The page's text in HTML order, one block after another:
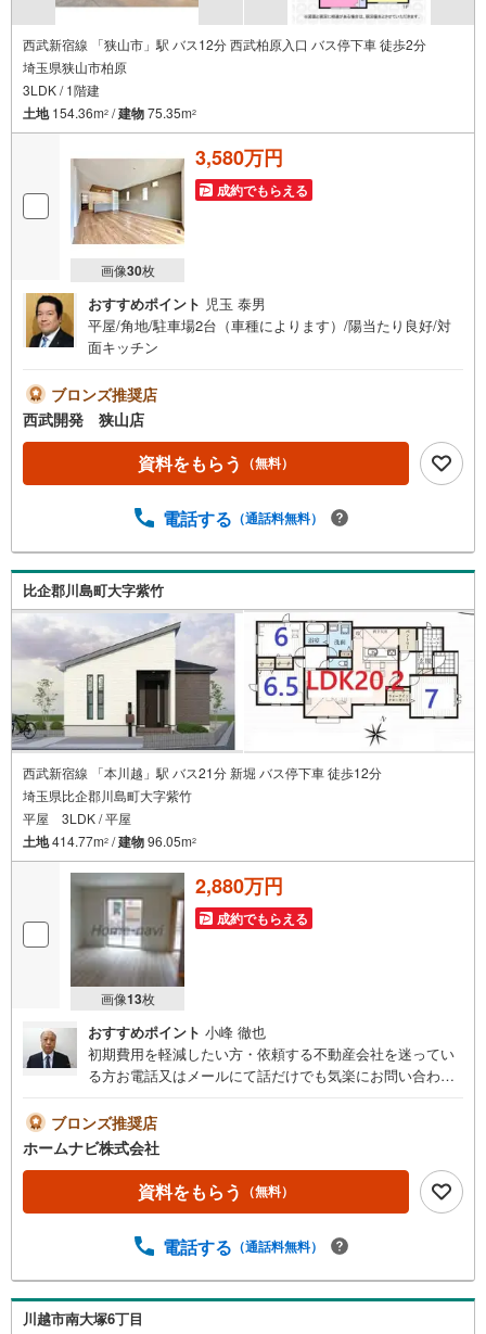
西武新宿線 「狭山市」駅 バス12分 西武柏原入口 バス停下車 徒歩2分
埼玉県狭山市柏原
3LDK / 1階建
土地154.36m2 /建物75.35m2
画像30枚
3,580万円
成約でもらえる
おすすめポイント 児玉 泰男
平屋/角地/駐車場2台（車種によります）/陽当たり良好/対
面キッチン
ブロンズ推奨店
西武開発 狭山店
資料をもらう （無料）
電話する （通話料無料）
比企郡川島町大字紫竹
西武新宿線 「本川越」駅 バス21分 新堀 バス停下車 徒歩12分
埼玉県比企郡川島町大字紫竹
平屋 3LDK / 平屋
土地414.77m2 /建物96.05m2
画像13枚
2,880万円
成約でもらえる
おすすめポイント 小峰 徹也
初期費用を軽減したい方・依頼する不動産会社を迷ってい
る方お電話又はメールにて話だけでも気楽にお問い合わせ
動産会社に比べ60万円～150万円位がお得になります。こ
のサービスは大手不動産会社・現地販売不動産会社には通
常ありません。他社掲載広告物件でも、埼玉県の新築初期
費用軽減サ-ビスがお取り扱い可能です！（一部取り扱えな
い物件もあり）弊社なら自己資金が0円でも、新築一戸建て
含む）が可能です！又、弊社推奨銀行なら、転職で勤続2ケ
に）の方母子家庭の方（児童手当の収入合算）も審査が可
ブロンズ推奨店
ホームナビ株式会社
資料をもらう （無料）
電話する （通話料無料）
川越市南大塚6丁目